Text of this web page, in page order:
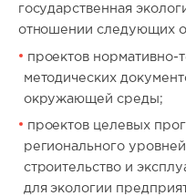
государственная
отношении следующих
проектов нормативно-
методических
окружающей среды;
проектов целевых
регионального
строительство и
для экологии